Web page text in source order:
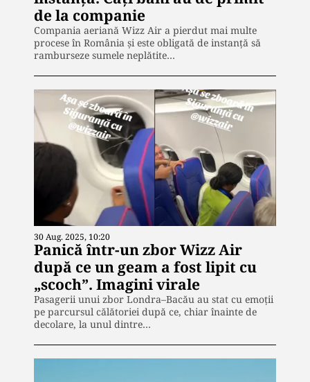
de la companie
Compania aeriană Wizz Air a pierdut mai multe
procese în România și este obligată de instanță să
ramburseze sumele neplătite…
30 Aug. 2025, 10:20
Panică într-un zbor Wizz Air
după ce un geam a fost lipit cu
„scoch”. Imagini virale
Pasagerii unui zbor Londra–Bacău au stat cu emoţii
pe parcursul călătoriei după ce, chiar înainte de
decolare, la unul dintre…